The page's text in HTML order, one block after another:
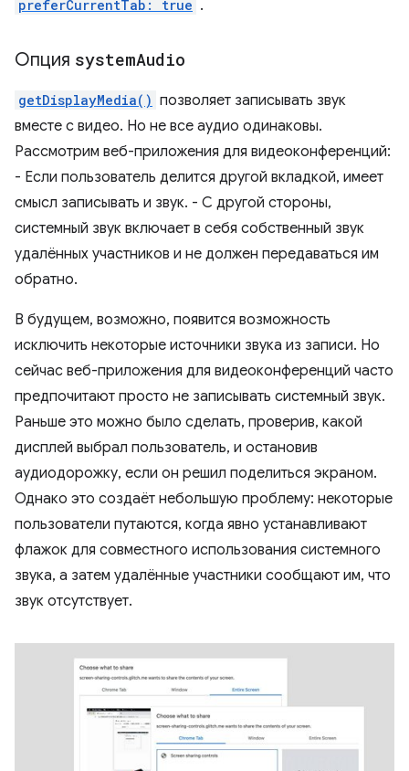
preferCurrentTab: true .
Опция systemAudio
getDisplayMedia() позволяет записывать звук
вместе с видео. Но не все аудио одинаковы.
Рассмотрим веб-приложения для видеоконференций:
- Если пользователь делится другой вкладкой, имеет
смысл записывать и звук. - С другой стороны,
системный звук включает в себя собственный звук
удалённых участников и не должен передаваться им
обратно.
В будущем, возможно, появится возможность
исключить некоторые источники звука из записи. Но
сейчас веб-приложения для видеоконференций часто
предпочитают просто не записывать системный звук.
Раньше это можно было сделать, проверив, какой
дисплей выбрал пользователь, и остановив
аудиодорожку, если он решил поделиться экраном.
Однако это создаёт небольшую проблему: некоторые
пользователи путаются, когда явно устанавливают
флажок для совместного использования системного
звука, а затем удалённые участники сообщают им, что
звук отсутствует.